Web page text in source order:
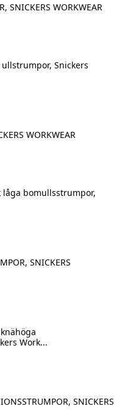
SNICKERS WORKWEAR
WORKWEAR
SNICKERS
SNICKERS